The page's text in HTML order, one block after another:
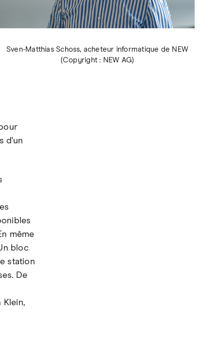
Sven-Matthias Schoss, acheteur informatique de NEW
(Copyright : NEW AG)
d'un
même
bloc
station
De
Klein,